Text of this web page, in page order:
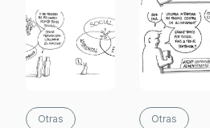
Otras Otras